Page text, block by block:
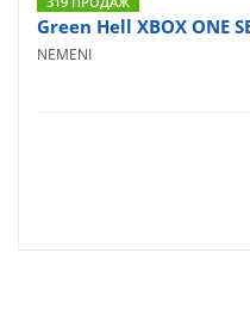
Green Hell XBOX ONE
NEMENI